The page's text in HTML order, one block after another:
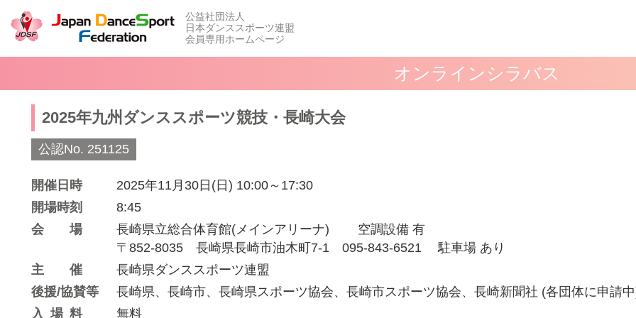
公益社団法人
日本ダンススポーツ連盟
会員専用ホームページ
オンラインシラバス
2025年九州ダンススポーツ競技・長崎大会
公認No. 251125
開催日時
2025年11月30日(日) 10:00～17:30
開場時刻
8:45
会場
長崎県立総合体育館(メインアリーナ)
空調設備 有
〒852-8035 長崎県長崎市油木町7-1 095-843-6521 駐車場 あり
主催
長崎県ダンススポーツ連盟
後援/協賛等
長崎県、長崎市、長崎県スポーツ協会、長崎市スポーツ協会、長崎新聞社 (各団体に申請
入場料
無料